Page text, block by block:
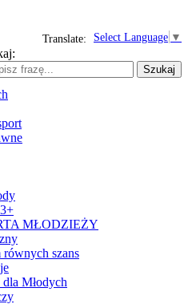
Select Language ▼
Translate:
Szukaj
MŁODZIEŻY
równych szans
Młodych